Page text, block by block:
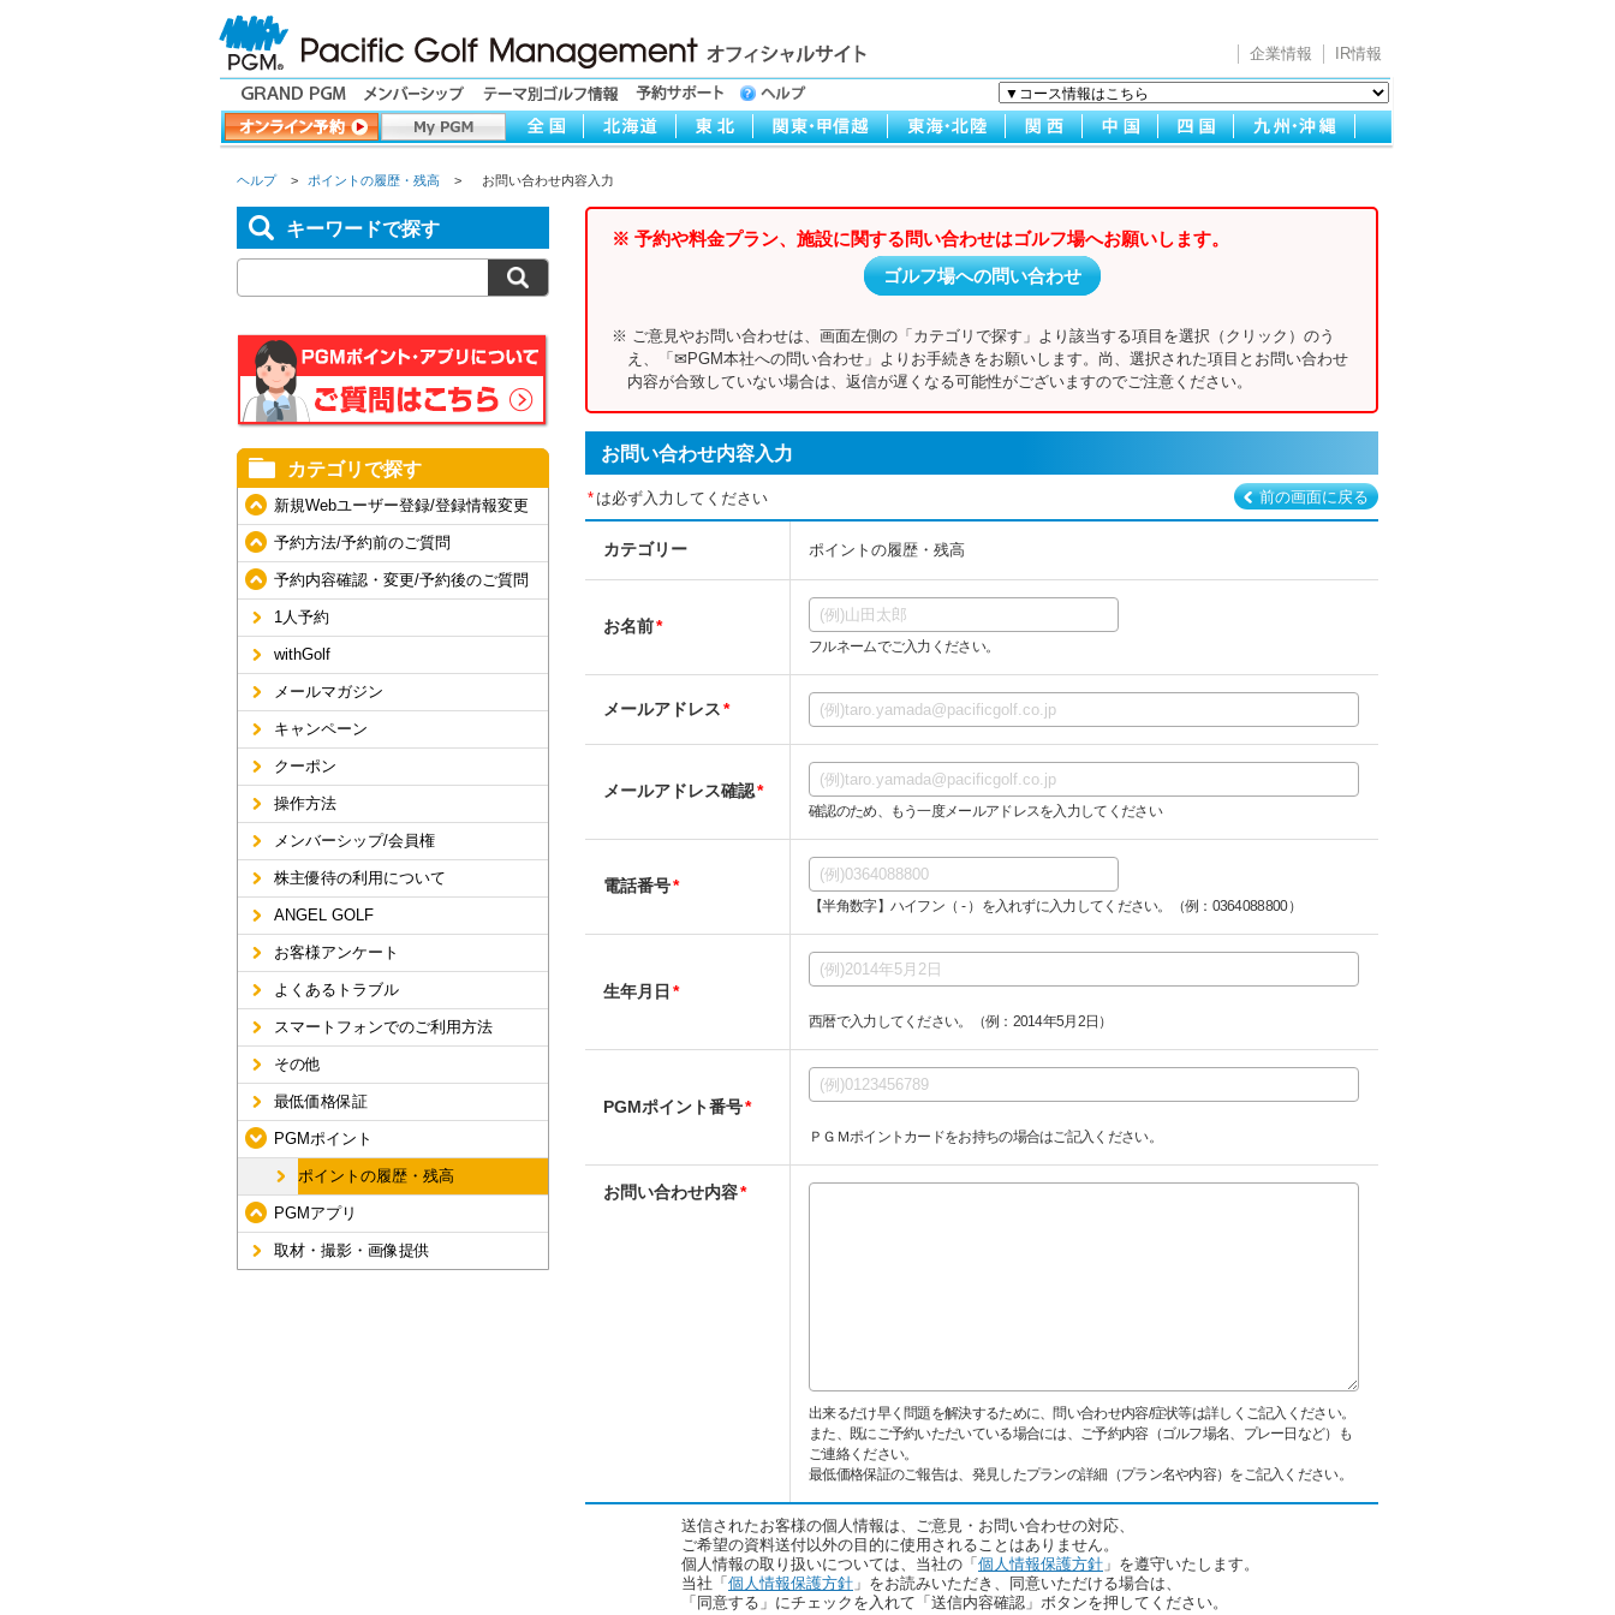
企業情報 IR情報
ヘルプ > ポイントの履歴・残高 > お問い合わせ内容入力
キーワードで探す
カテゴリで探す
新規Webユーザー登録/登録情報変更
予約方法/予約前のご質問
予約内容確認・変更/予約後のご質問
1人予約
withGolf
メールマガジン
キャンペーン
クーポン
操作方法
メンバーシップ/会員権
株主優待の利用について
ANGEL GOLF
お客様アンケート
よくあるトラブル
スマートフォンでのご利用方法
その他
最低価格保証
PGMポイント
ポイントの履歴・残高
PGMアプリ
取材・撮影・画像提供
※ 予約や料金プラン、施設に関する問い合わせはゴルフ場へお願いします。
ゴルフ場への問い合わせ
※ ご意見やお問い合わせは、画面左側の「カテゴリで探す」より該当する項目を選択（クリック）のう
え、「✉PGM本社への問い合わせ」よりお手続きをお願いします。尚、選択された項目とお問い合わせ
内容が合致していない場合は、返信が遅くなる可能性がございますのでご注意ください。
お問い合わせ内容入力
前の画面に戻る
* は必ず入力してください
カテゴリー ポイントの履歴・残高
お名前*
フルネームでご入力ください。
メールアドレス*
メールアドレス確認*
確認のため、もう一度メールアドレスを入力してください
電話番号*
【半角数字】ハイフン（ - ）を入れずに入力してください。（例：0364088800）
生年月日 *
西暦で入力してください。（例：2014年5月2日）
PGMポイント番号*
ＰＧＭポイントカードをお持ちの場合はご記入ください。
お問い合わせ内容*
出来るだけ早く問題を解決するために、問い合わせ内容/症状等は詳しくご記入ください。
また、既にご予約いただいている場合には、ご予約内容（ゴルフ場名、プレー日など）も
ご連絡ください。
最低価格保証のご報告は、発見したプランの詳細（プラン名や内容）をご記入ください。
送信されたお客様の個人情報は、ご意見・お問い合わせの対応、
ご希望の資料送付以外の目的に使用されることはありません。
個人情報の取り扱いについては、当社の「 個人情報保護方針 」を遵守いたします。
当社「 個人情報保護方針 」をお読みいただき、同意いただける場合は、
「同意する」にチェックを入れて「送信内容確認」ボタンを押してください。